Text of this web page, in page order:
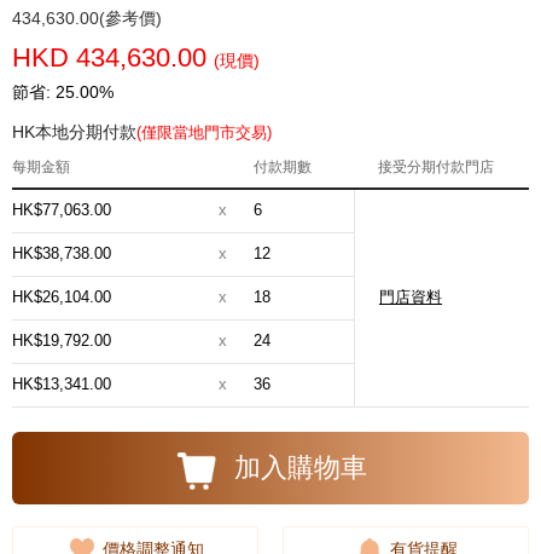
434,630.00(參考價)
HKD 434,630.00 (現價)
節省: 25.00%
HK本地分期付款(僅限當地門市交易)
每期金額 付款期數 接受分期付款門店
HK$77,063.00 x 6
門店資料
HK$38,738.00 x 12
HK$26,104.00 x 18
HK$19,792.00 x 24
HK$13,341.00 x 36
加入購物車
價格調整通知 有貨提醒